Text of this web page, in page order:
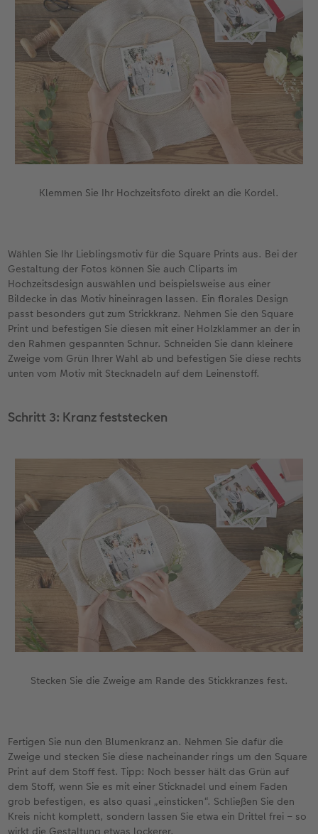
Klemmen Sie Ihr Hochzeitsfoto direkt an die Kordel.
Wählen Sie Ihr Lieblingsmotiv für die Square Prints aus. Bei der
Gestaltung der Fotos können Sie auch Cliparts im
Hochzeitsdesign auswählen und beispielsweise aus einer
Bildecke in das Motiv hineinragen lassen. Ein florales Design
passt besonders gut zum Strickkranz. Nehmen Sie den Square
Print und befestigen Sie diesen mit einer Holzklammer an der in
den Rahmen gespannten Schnur. Schneiden Sie dann kleinere
Zweige vom Grün Ihrer Wahl ab und befestigen Sie diese rechts
unten vom Motiv mit Stecknadeln auf dem Leinenstoff.
Schritt 3: Kranz feststecken
Stecken Sie die Zweige am Rande des Stickkranzes fest.
Fertigen Sie nun den Blumenkranz an. Nehmen Sie dafür die
Zweige und stecken Sie diese nacheinander rings um den Square
Print auf dem Stoff fest. Tipp: Noch besser hält das Grün auf
dem Stoff, wenn Sie es mit einer Sticknadel und einem Faden
grob befestigen, es also quasi „einsticken“. Schließen Sie den
Kreis nicht komplett, sondern lassen Sie etwa ein Drittel frei – so